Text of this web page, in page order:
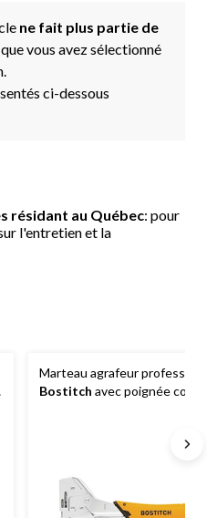
ne fait plus partie de
vous avez sélectionné
ci-dessous
résidant au Québec: pour
l'entretien et la
Marteau agrafeur
Bostitch avec poignée